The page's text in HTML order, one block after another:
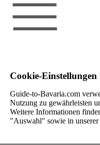
Cookie-Einstellungen
Guide-to-Bavaria.com
Nutzung zu gewährleisten
Weitere Informationen
"Auswahl" sowie in unserer